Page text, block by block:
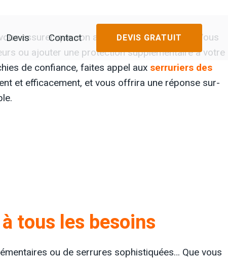
Devis Contact DEVIS GRATUIT
assurer que son accès est bien sécurisé. Vous
ou ajouter une protection supplémentaire à votre
de confiance, faites appel aux serruriers des
et efficacement, et vous offrira une réponse sur-
tous les besoins
ou de serrures sophistiquées… Que vous